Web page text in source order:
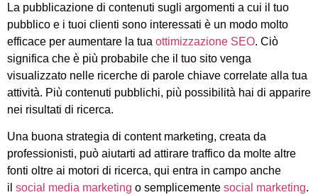
La pubblicazione di contenuti sugli argomenti a cui il tuo
pubblico e i tuoi clienti sono interessati è un modo molto
efficace per aumentare la tua ottimizzazione SEO. Ciò
significa che è più probabile che il tuo sito venga
visualizzato nelle ricerche di parole chiave correlate alla tua
attività. Più contenuti pubblichi, più possibilità hai di apparire
nei risultati di ricerca.
Una buona strategia di content marketing, creata da
professionisti, può aiutarti ad attirare traffico da molte altre
fonti oltre ai motori di ricerca, qui entra in campo anche
il social media marketing o semplicemente social marketing.